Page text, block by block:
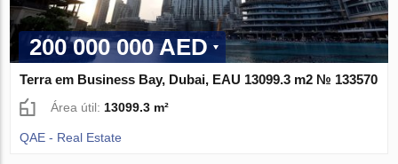
200 000 000 AED
Terra em Business Bay, Dubai, EAU 13099.3 m2 № 133570
Área útil: 13099.3 m²
QAE - Real Estate